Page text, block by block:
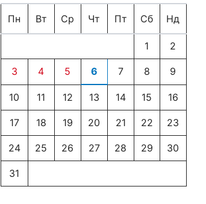
Пн Вт Ср Чт Пт Сб Нд
1 2
3 4 5 6 7 8 9
10 11 12 13 14 15 16
17 18 19 20 21 22 23
24 25 26 27 28 29 30
31